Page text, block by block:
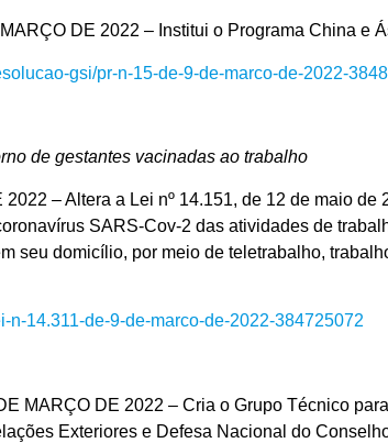
DE 2022 – Institui o Programa China
gsi/pr-n-15-de-9-de-marco-de-2022-
de gestantes vacinadas ao trabalho
2022 – Altera a Lei nº 14.151, de 12 de maio
SARS-Cov-2 das atividades de
seu domicílio, por meio de teletrabalho,
n-14.311-de-9-de-marco-de-2022-384725072
MARÇO DE 2022 – Cria o Grupo Técnico
Exteriores e Defesa Nacional do